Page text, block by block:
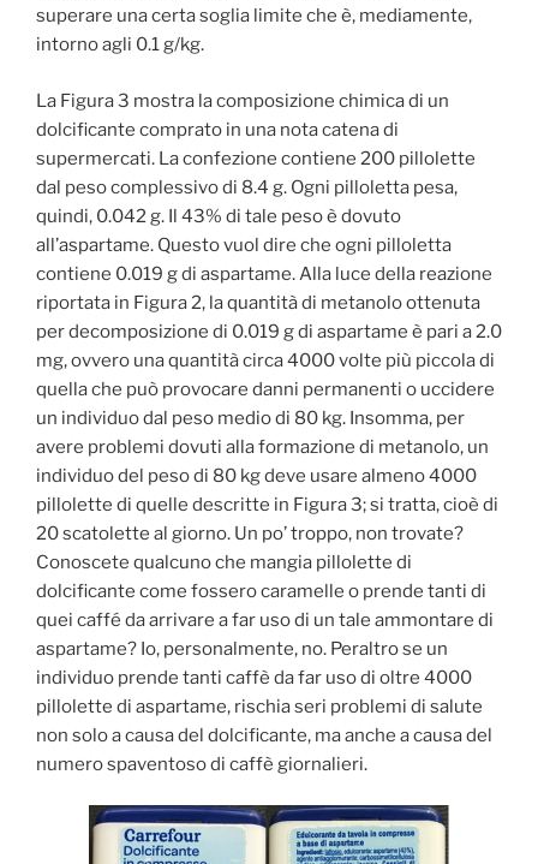
superare una certa soglia limite che è, mediamente,
intorno agli 0.1 g/kg.
La Figura 3 mostra la composizione chimica di un
dolcificante comprato in una nota catena di
supermercati. La confezione contiene 200 pillolette
dal peso complessivo di 8.4 g. Ogni pilloletta pesa,
quindi, 0.042 g. Il 43% di tale peso è dovuto
all’aspartame. Questo vuol dire che ogni pilloletta
contiene 0.019 g di aspartame. Alla luce della reazione
riportata in Figura 2, la quantità di metanolo ottenuta
per decomposizione di 0.019 g di aspartame è pari a 2.0
mg, ovvero una quantità circa 4000 volte più piccola di
quella che può provocare danni permanenti o uccidere
un individuo dal peso medio di 80 kg. Insomma, per
avere problemi dovuti alla formazione di metanolo, un
individuo del peso di 80 kg deve usare almeno 4000
pillolette di quelle descritte in Figura 3; si tratta, cioè di
20 scatolette al giorno. Un po’ troppo, non trovate?
Conoscete qualcuno che mangia pillolette di
dolcificante come fossero caramelle o prende tanti di
quei caffé da arrivare a far uso di un tale ammontare di
aspartame? Io, personalmente, no. Peraltro se un
individuo prende tanti caffè da far uso di oltre 4000
pillolette di aspartame, rischia seri problemi di salute
non solo a causa del dolcificante, ma anche a causa del
numero spaventoso di caffè giornalieri.